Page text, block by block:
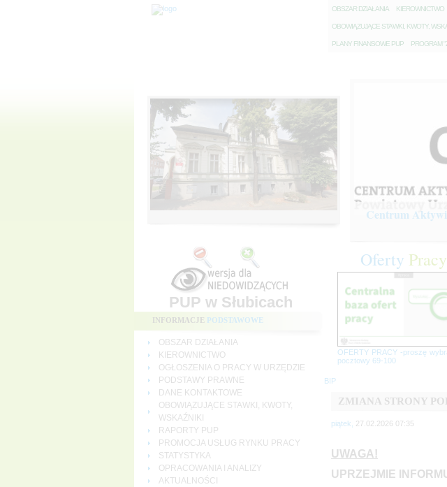
OBSZAR DZIAŁANIA KIEROWNICTWO
OBOWIĄZUJĄCE STAWKI, KWOTY,
PLANY FINANSOWE PUP PROGRAM
Centrum
PUP w Słubicach
INFORMACJE PODSTAWOWE
OBSZAR DZIAŁANIA
KIEROWNICTWO
OGŁOSZENIA O PRACY W URZĘDZIE
PODSTAWY PRAWNE
DANE KONTAKTOWE
OBOWIĄZUJĄCE STAWKI, KWOTY,
WSKAŹNIKI
RAPORTY PUP
PROMOCJA USŁUG RYNKU PRACY
STATYSTYKA
OPRACOWANIA I ANALIZY
AKTUALNOŚCI
Oferty Pracy
OFERTY PRACY -proszę
pocztowy 69-100
BIP
ZMIANA STRONY
piątek, 27.02.2026 07:35
UWAGA!
UPRZEJMIE